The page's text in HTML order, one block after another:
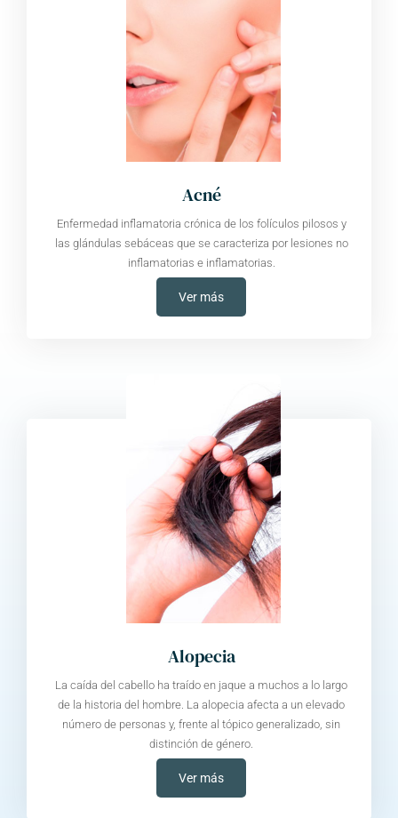
Acné
Enfermedad inflamatoria crónica de los folículos pilosos y
las glándulas sebáceas que se caracteriza por lesiones no
inflamatorias e inflamatorias.
Ver más
Alopecia
La caída del cabello ha traído en jaque a muchos a lo largo
de la historia del hombre. La alopecia afecta a un elevado
número de personas y, frente al tópico generalizado, sin
distinción de género.
Ver más